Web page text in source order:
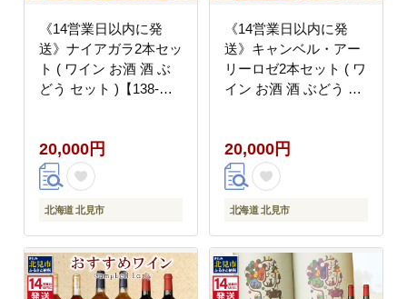
《14営業日以内に発
送》ナイアガラ2本セッ
ト ( ワイン お酒 酒 ぶ
どう セット )【138-
20,000円
北海道 北見市
《14営業日以内に発
送》キャンベル・アー
リーロゼ2本セット ( ワ
イン お酒 酒 ぶどう セ
20,000円
北海道 北見市